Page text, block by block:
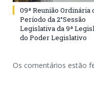
09ª Reunião Ordinária
Período da 2°Sessão
Legislativa da 9ª
do Poder Legislativo
Os comentários estão